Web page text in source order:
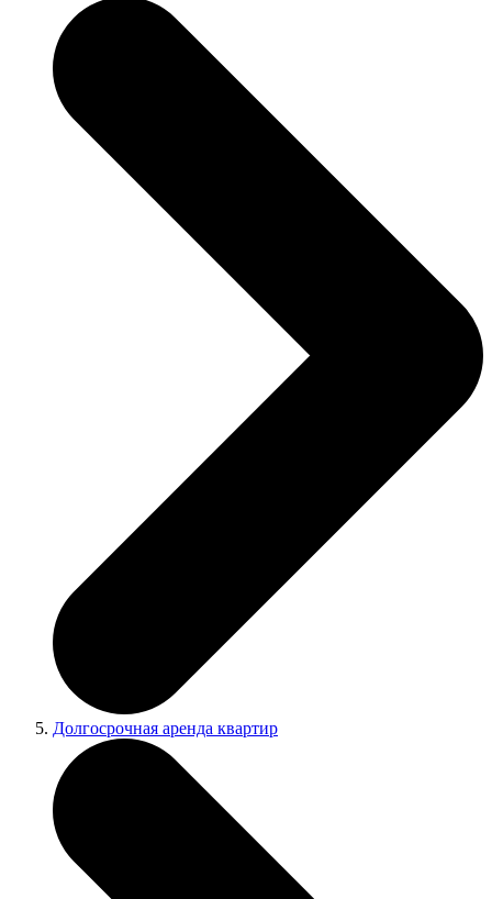
Долгосрочная аренда квартир